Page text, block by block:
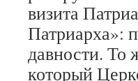
визита
Патриарха»:
давности. То
который